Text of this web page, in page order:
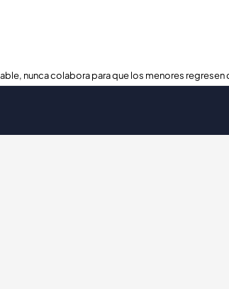
nunca colabora para que los menores regresen